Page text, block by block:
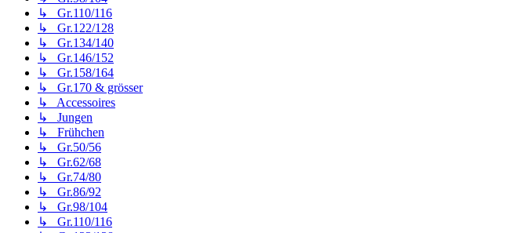
↳ Gr.110/116
↳ Gr.122/128
↳ Gr.134/140
↳ Gr.146/152
↳ Gr.158/164
↳ Gr.170 & grösser
↳ Accessoires
↳ Jungen
↳ Frühchen
↳ Gr.50/56
↳ Gr.62/68
↳ Gr.74/80
↳ Gr.86/92
↳ Gr.98/104
↳ Gr.110/116